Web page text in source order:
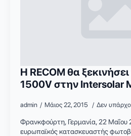
Η RECOM θα
1500V στην Intersolar
admin Μάιος 22, 2015 Δεν
Φρανκφούρτη, Γερμανία, 22 Μαΐου
ευρωπαϊκός κατασκευαστής